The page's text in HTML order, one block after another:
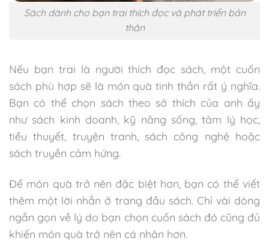
Sách dành cho bạn trai thích đọc và phát triển bản
thân
Nếu bạn trai là người thích đọc sách, một cuốn
sách phù hợp sẽ là món quà tinh thần rất ý nghĩa.
Bạn có thể chọn sách theo sở thích của anh ấy
như sách kinh doanh, kỹ năng sống, tâm lý học,
tiểu thuyết, truyện tranh, sách công nghệ hoặc
sách truyền cảm hứng.
Để món quà trở nên đặc biệt hơn, bạn có thể viết
thêm một lời nhắn ở trang đầu sách. Chỉ vài dòng
ngắn gọn về lý do bạn chọn cuốn sách đó cũng đủ
khiến món quà trở nên cá nhân hơn.